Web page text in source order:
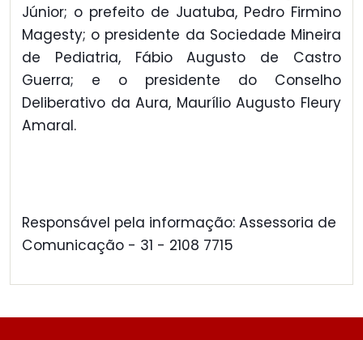
Júnior; o prefeito de Juatuba, Pedro Firmino
Magesty; o presidente da Sociedade Mineira
de Pediatria, Fábio Augusto de Castro
Guerra; e o presidente do Conselho
Deliberativo da Aura, Maurílio Augusto Fleury
Amaral.
Responsável pela informação: Assessoria de
Comunicação - 31 - 2108 7715